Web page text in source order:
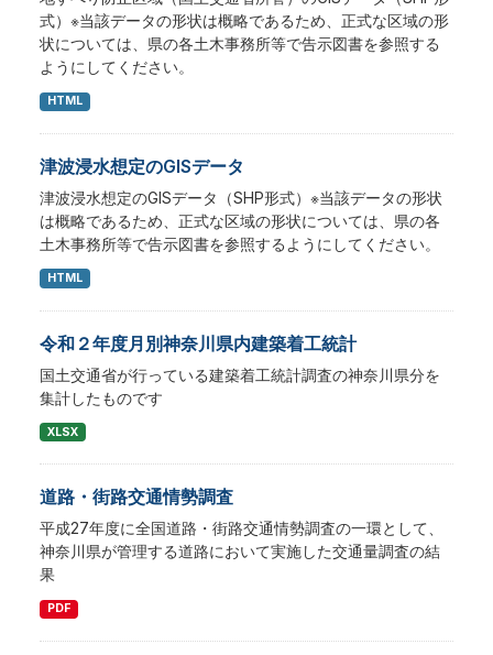
式）※当該データの形状は概略であるため、正式な区域の形
状については、県の各土木事務所等で告示図書を参照する
ようにしてください。
HTML
津波浸水想定のGISデータ
津波浸水想定のGISデータ（SHP形式）※当該データの形状
は概略であるため、正式な区域の形状については、県の各
土木事務所等で告示図書を参照するようにしてください。
HTML
令和２年度月別神奈川県内建築着工統計
国土交通省が行っている建築着工統計調査の神奈川県分を
集計したものです
XLSX
道路・街路交通情勢調査
平成27年度に全国道路・街路交通情勢調査の一環として、
神奈川県が管理する道路において実施した交通量調査の結
果
PDF